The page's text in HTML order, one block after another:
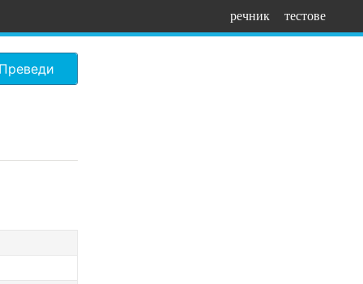
речник тестове